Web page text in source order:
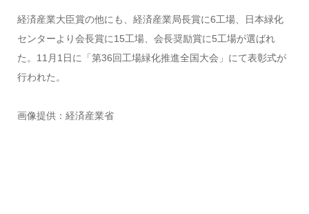
経済産業大臣賞の他にも、経済産業局長賞に6工場、日本緑化
センターより会長賞に15工場、会長奨励賞に5工場が選ばれ
た。11月1日に「第36回工場緑化推進全国大会」にて表彰式が
行われた。
画像提供：経済産業省